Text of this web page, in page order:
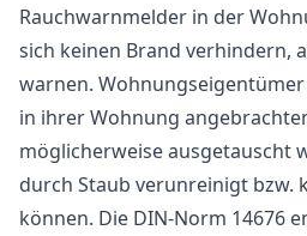
Rauchwarnmelder in der
sich keinen Brand verhindern,
warnen.
in ihrer Wohnung
möglicherweise ausgetauscht
durch Staub verunreinigt bzw.
können. Die DIN-Norm 14676